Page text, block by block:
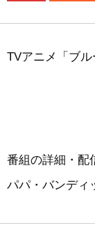
TVアニメ「ブ
番組の詳細・配
パパ・バンディ